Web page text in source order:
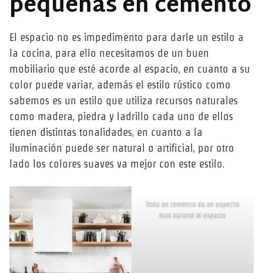
El espacio no es impedimento para darle un estilo a
la cocina, para ello necesitamos de un buen
mobiliario que esté acorde al espacio, en cuanto a su
color puede variar, además el estilo rústico como
sabemos es un estilo que utiliza recursos naturales
como madera, piedra y ladrillo cada uno de ellos
tienen distintas tonalidades, en cuanto a la
iluminación puede ser natural o artificial, por otro
lado los colores suaves va mejor con este estilo.
Todo en cemento da un aspecto
mas natural al espacio